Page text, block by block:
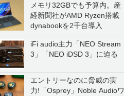
メモリ32GBでも予算内。産
経新聞社がAMD Ryzen搭載
dynabookを2千台導入
iFi audio主力「NEO Stream
3」「NEO iDSD 3」に迫る
エントリーなのに脅威の実
力!「Osprey」Noble Audioワ